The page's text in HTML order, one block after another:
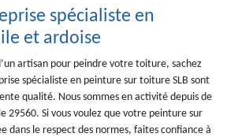
spécialiste en
et ardoise
artisan pour peindre votre toiture, sachez
spécialiste en peinture sur toiture SLB sont
qualité. Nous sommes en activité depuis de
29560. Si vous voulez que votre peinture sur
dans le respect des normes, faites confiance à